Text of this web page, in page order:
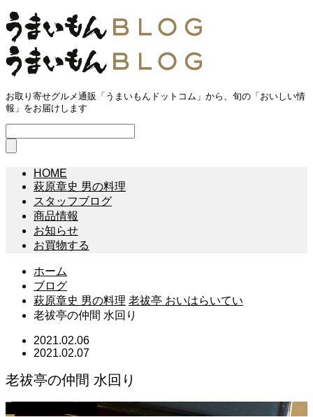
お取り寄せグルメ通販「うまいもんドットコム」から、旬の「おいしい情
報」をお届けします
HOME
萩原章史 男の料理
スタッフブログ
商品情報
お知らせ
お買物する
ホーム
ブログ
萩原章史 男の料理 老祓亭 おいはらいてい
老祓亭の仲間 水回り
2021.02.06
2021.02.07
老祓亭の仲間 水回り